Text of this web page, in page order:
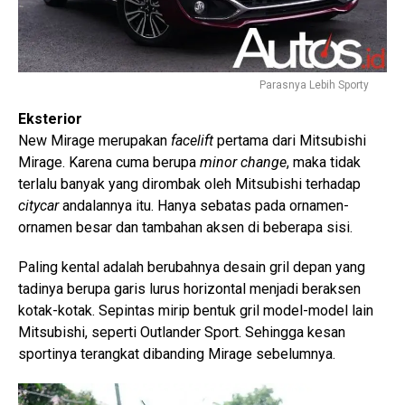
Parasnya Lebih Sporty
Eksterior
New Mirage merupakan facelift pertama dari Mitsubishi
Mirage. Karena cuma berupa minor change, maka tidak
terlalu banyak yang dirombak oleh Mitsubishi terhadap
citycarandalannya itu. Hanya sebatas pada ornamen-
ornamen besar dan tambahan aksen di beberapa sisi.
Paling kental adalah berubahnya desain gril depan yang
tadinya berupa garis lurus horizontal menjadi beraksen
kotak-kotak. Sepintas mirip bentuk gril model-model lain
Mitsubishi, seperti Outlander Sport. Sehingga kesan
sportinya terangkat dibanding Mirage sebelumnya.